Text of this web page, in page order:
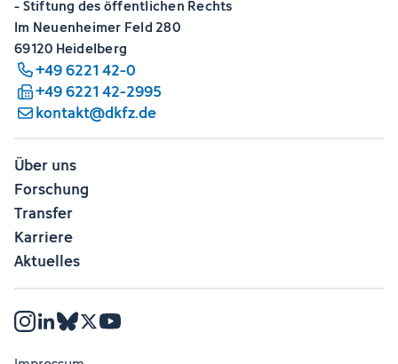
- Stiftung des öffentlichen Rechts
Im Neuenheimer Feld 280
69120 Heidelberg
+49 6221 42-0
+49 6221 42-2995
kontakt@dkfz.de
Über uns
Forschung
Transfer
Karriere
Aktuelles